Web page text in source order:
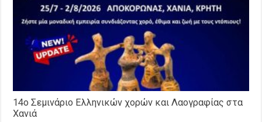
14o Σεμινάριο Ελληνικών χορών και Λαογραφίας στα
Χανιά